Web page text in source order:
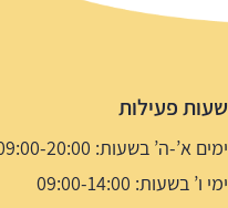
שעות פעילות
ימים א’-ה’ בשעות: 09:00-20:00
ימי ו’ בשעות: 09:00-14:00